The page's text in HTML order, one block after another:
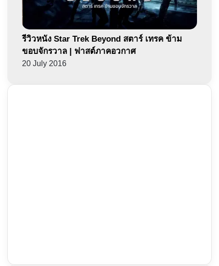
รีวิวหนัง Star Trek Beyond สตาร์ เทรค ข้าม
ขอบจักรวาล | ฟาสต์ภาคอวกาศ
20 July 2016